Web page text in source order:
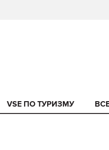
VSE ПО ТУРИЗМУ